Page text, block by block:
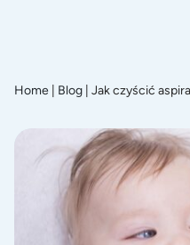
Home Blog Jak czyścić